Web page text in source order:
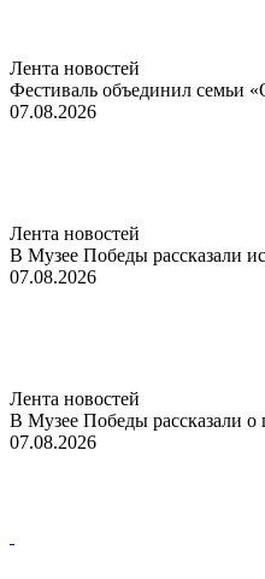
Лента новостей
Фестиваль объединил семьи
07.08.2026
Лента новостей
В Музее Победы рассказали
07.08.2026
Лента новостей
В Музее Победы рассказали о
07.08.2026